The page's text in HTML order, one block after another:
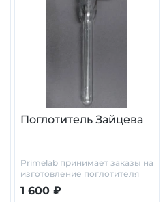
Поглотитель Зайцева
Primelab принимает заказы на
изготовление поглотителя
Зайцева по нашим чертежам,
или по ТЗ и чертежам
1 600 ₽